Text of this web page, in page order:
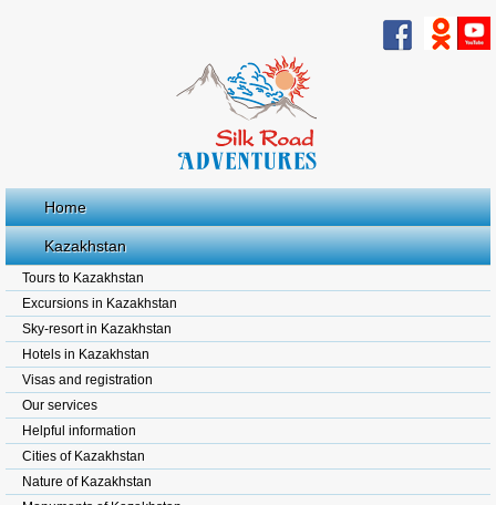
Home
Kazakhstan
Tours to Kazakhstan
Excursions in Kazakhstan
Sky-resort in Kazakhstan
Hotels in Kazakhstan
Visas and registration
Our services
Helpful information
Cities of Kazakhstan
Nature of Kazakhstan